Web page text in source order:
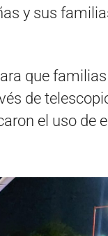
y sus
que
de
el uso de